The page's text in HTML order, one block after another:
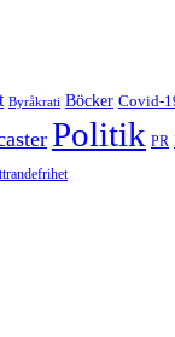
Byråkrati Böcker Covid-
Politik PR